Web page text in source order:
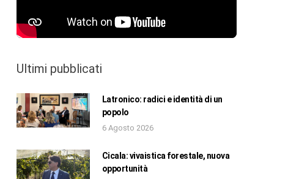
Ultimi pubblicati
Latronico: radici e identità di un
popolo
6 Agosto 2026
Cicala: vivaistica forestale, nuova
opportunità